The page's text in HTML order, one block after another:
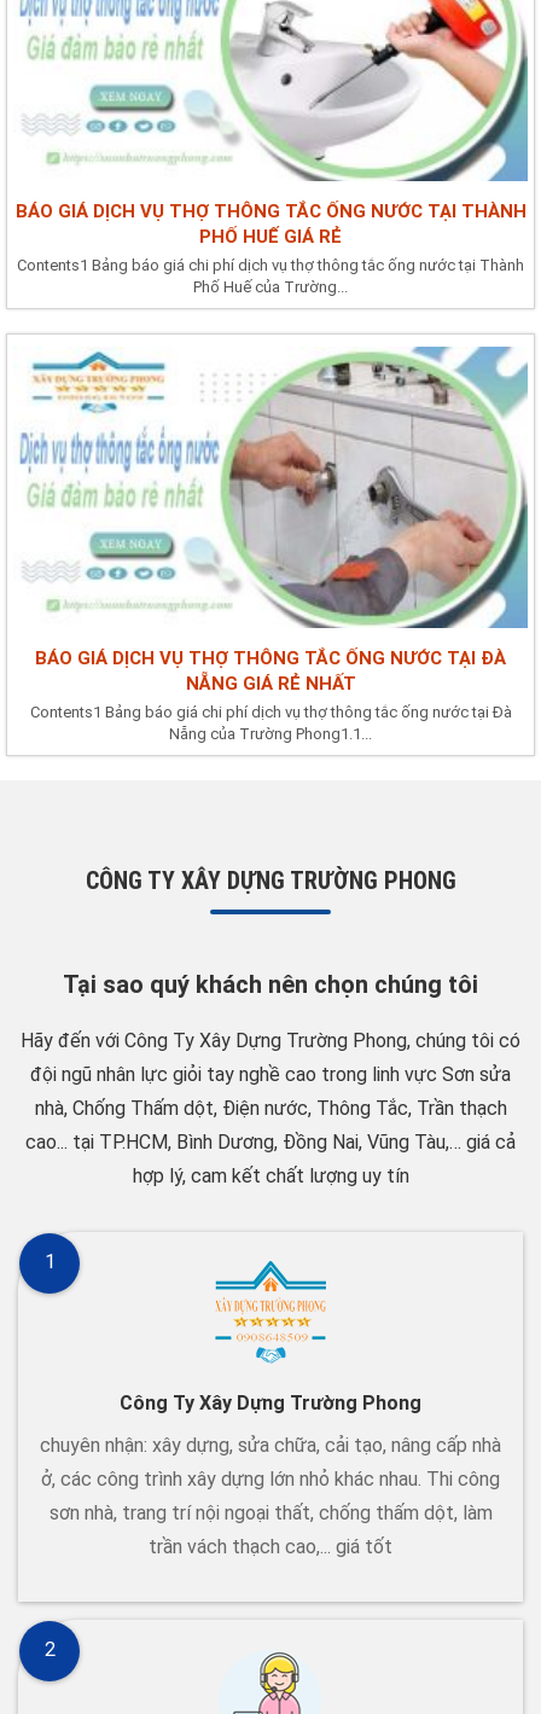
BÁO GIÁ DỊCH VỤ THỢ THÔNG TẮC ỐNG NƯỚC TẠI THÀNH
PHỐ HUẾ GIÁ RẺ
Contents1 Bảng báo giá chi phí dịch vụ thợ thông tắc ống nước tại Thành
Phố Huế của Trường...
BÁO GIÁ DỊCH VỤ THỢ THÔNG TẮC ỐNG NƯỚC TẠI ĐÀ
NẴNG GIÁ RẺ NHẤT
Contents1 Bảng báo giá chi phí dịch vụ thợ thông tắc ống nước tại Đà
Nẵng của Trường Phong1.1...
CÔNG TY XÂY DỰNG TRƯỜNG PHONG
Tại sao quý khách nên chọn chúng tôi
Hãy đến với Công Ty Xây Dựng Trường Phong, chúng tôi có
đội ngũ nhân lực giỏi tay nghề cao trong linh vực Sơn sửa
nhà, Chống Thấm dột, Điện nước, Thông Tắc, Trần thạch
cao... tại TP.HCM, Bình Dương, Đồng Nai, Vũng Tàu,… giá cả
hợp lý, cam kết chất lượng uy tín
Công Ty Xây Dựng Trường Phong
chuyên nhận: xây dựng, sửa chữa, cải tạo, nâng cấp nhà
ở, các công trình xây dựng lớn nhỏ khác nhau. Thi công
sơn nhà, trang trí nội ngoại thất, chống thấm dột, làm
trần vách thạch cao,... giá tốt
1
2